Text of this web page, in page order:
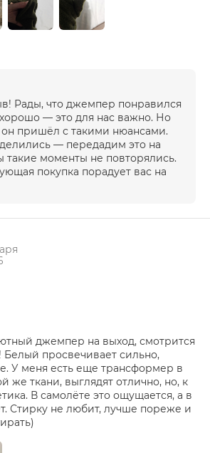
Рады, что джемпер понравился
— это для нас важно. Но
он пришёл с такими нюансами.
— передадим это на
такие моменты не повторялись.
покупка порадует вас на
джемпер на выход, смотрится
Белый просвечивает сильно,
У меня есть еще трансформер в
же ткани, выглядят отлично, но, к
В самолёте это ощущается, а в
Стирку не любит, лучше пореже и